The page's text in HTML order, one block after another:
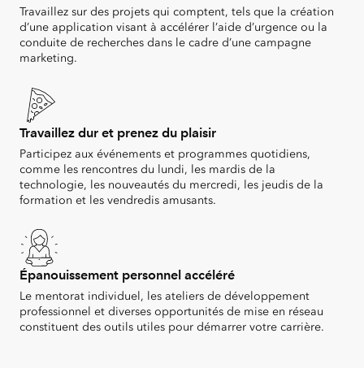
Travaillez sur des projets qui comptent, tels que la création
d’une application visant à accélérer l’aide d’urgence ou la
conduite de recherches dans le cadre d’une campagne
marketing.
Travaillez dur et prenez du plaisir
Participez aux événements et programmes quotidiens,
comme les rencontres du lundi, les mardis de la
technologie, les nouveautés du mercredi, les jeudis de la
formation et les vendredis amusants.
Épanouissement personnel accéléré
Le mentorat individuel, les ateliers de développement
professionnel et diverses opportunités de mise en réseau
constituent des outils utiles pour démarrer votre carrière.